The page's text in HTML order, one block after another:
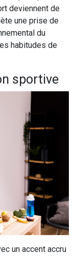
deviennent de
une prise de
du
habitudes de
sportive
un accent accru